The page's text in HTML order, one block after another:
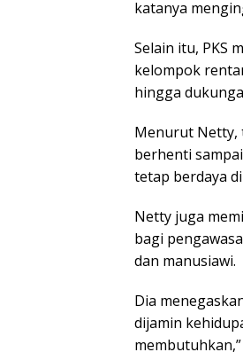
katanya
Selain itu, PKS
kelompok
hingga
Menurut Netty,
berhenti
tetap berdaya
Netty juga
bagi
dan manusiawi.
Dia
dijamin